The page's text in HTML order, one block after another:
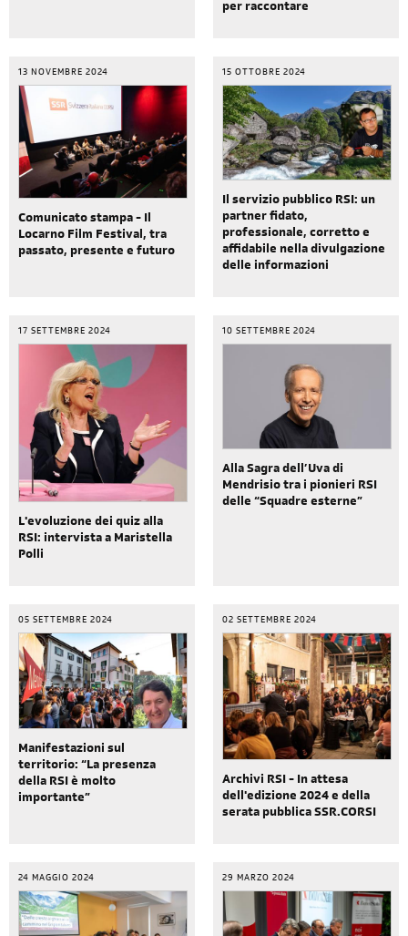
per raccontare
13 NOVEMBRE 2024
Comunicato stampa - Il
Locarno Film Festival, tra
passato, presente e futuro
15 OTTOBRE 2024
Il servizio pubblico RSI: un
partner fidato,
professionale, corretto e
affidabile nella divulgazione
delle informazioni
17 SETTEMBRE 2024
L'evoluzione dei quiz alla
RSI: intervista a Maristella
Polli
10 SETTEMBRE 2024
Alla Sagra dell’Uva di
Mendrisio tra i pionieri RSI
delle “Squadre esterne”
05 SETTEMBRE 2024
Manifestazioni sul
territorio: “La presenza
della RSI è molto
importante”
02 SETTEMBRE 2024
Archivi RSI - In attesa
dell'edizione 2024 e della
serata pubblica SSR.CORSI
24 MAGGIO 2024 29 MARZO 2024